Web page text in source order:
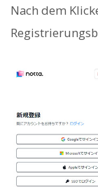
Nach dem